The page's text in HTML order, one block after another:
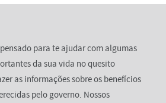
para te ajudar com algumas
da sua vida no quesito
as informações sobre os benefícios
pelo governo. Nossos